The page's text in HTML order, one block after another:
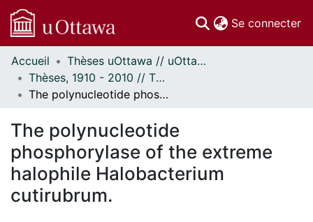
Se connecter
Communautés
et collections
Parcourir
À propos
Accueil
Thèses uOttawa // uOttawa Theses
Thèses, 1910 - 2010 // Theses, 1910 - 2010
The polynucleotide phosphorylase of the extreme halophile Halobacterium cutirubrum.
The polynucleotide
phosphorylase of the extreme
halophile Halobacterium
cutirubrum.